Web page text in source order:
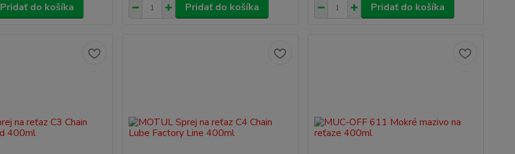
Pridať do košíka Pridať do košíka Pridať do košíka